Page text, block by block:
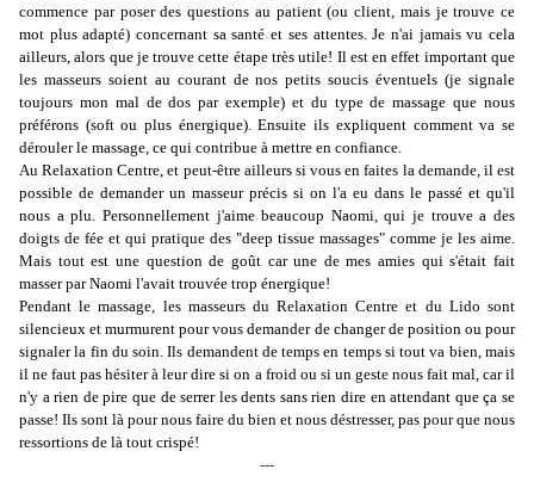
commence par poser des questions au patient (ou client, mais je trouve ce
mot plus adapté) concernant sa santé et ses attentes. Je n'ai jamais vu cela
ailleurs, alors que je trouve cette étape très utile! Il est en effet important que
les masseurs soient au courant de nos petits soucis éventuels (je signale
toujours mon mal de dos par exemple) et du type de massage que nous
préférons (soft ou plus énergique). Ensuite ils expliquent comment va se
dérouler le massage, ce qui contribue à mettre en confiance.
Au Relaxation Centre, et peut-être ailleurs si vous en faites la demande, il est
possible de demander un masseur précis si on l'a eu dans le passé et qu'il
nous a plu. Personnellement j'aime beaucoup Naomi, qui je trouve a des
doigts de fée et qui pratique des "deep tissue massages" comme je les aime.
Mais tout est une question de goût car une de mes amies qui s'était fait
masser par Naomi l'avait trouvée trop énergique!
Pendant le massage, les masseurs du Relaxation Centre et du Lido sont
silencieux et murmurent pour vous demander de changer de position ou pour
signaler la fin du soin. Ils demandent de temps en temps si tout va bien, mais
il ne faut pas hésiter à leur dire si on a froid ou si un geste nous fait mal, car il
n'y a rien de pire que de serrer les dents sans rien dire en attendant que ça se
passe! Ils sont là pour nous faire du bien et nous déstresser, pas pour que nous
ressortions de là tout crispé!
---